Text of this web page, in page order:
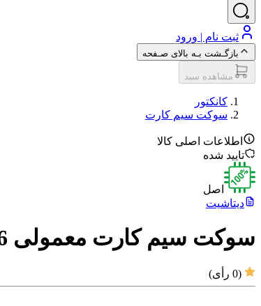
ثبت نام | ورود
بازگـشت بـه بالای صـفحه
مشاهده سبد
کانکتور
سوکت سیم کارت
اطلاعات اصلی کالا
تایید شده
اصل
دیتاشیت
سوکت سیم کارت معمولی 6 پین C713
(
0 رأی)